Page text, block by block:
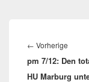
← Vorherige
pm 7/12: Den
HU Marburg